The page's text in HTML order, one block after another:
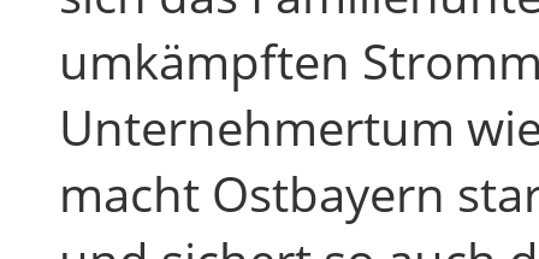
umkämpften
Unternehmertum
macht Ostbayern